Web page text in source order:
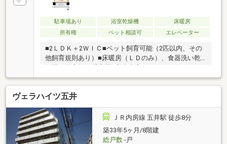
駐車場あり 浴室乾燥機
床暖房
所有権
ペット相談可 エレベーター
■2ＬＤＫ＋2ＷＩＣ■ペット飼育可能（2匹以内、その
他飼育規則あり）■床暖房（ＬＤのみ）、食器洗い乾
燥機、浴室換気暖房機■室内大変キレイにお使いで
す！
ヴェラハイツ五井
ＪＲ内房線 五井駅 徒歩8分
築33年5ヶ月/8階建
総戸数-戸